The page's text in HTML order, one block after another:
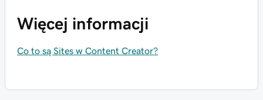
Więcej informacji
Co to są Sites w Content Creator?